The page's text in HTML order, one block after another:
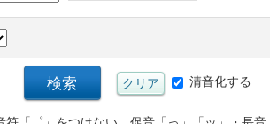
清音化する